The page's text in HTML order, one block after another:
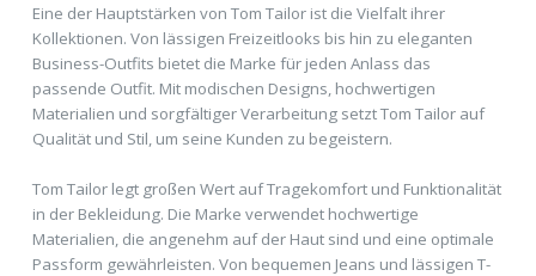
Eine der Hauptstärken von Tom Tailor ist die Vielfalt ihrer
Kollektionen. Von lässigen Freizeitlooks bis hin zu eleganten
Business-Outfits bietet die Marke für jeden Anlass das
passende Outfit. Mit modischen Designs, hochwertigen
Materialien und sorgfältiger Verarbeitung setzt Tom Tailor auf
Qualität und Stil, um seine Kunden zu begeistern.
Tom Tailor legt großen Wert auf Tragekomfort und Funktionalität
in der Bekleidung. Die Marke verwendet hochwertige
Materialien, die angenehm auf der Haut sind und eine optimale
Passform gewährleisten. Von bequemen Jeans und lässigen T-